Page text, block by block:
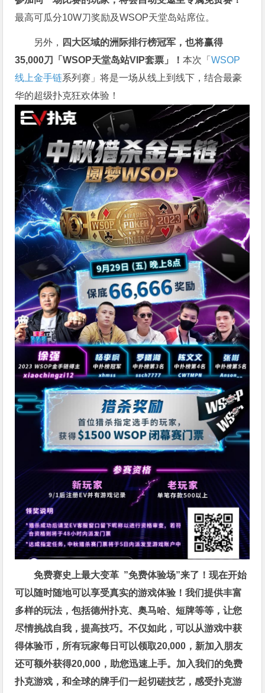
最高可瓜分10W刀奖励及WSOP天堂岛站席位。
另外， 四大区域的洲际排行榜冠军，也将赢得
35,000刀「WSOP天堂岛站VIP套票」！本次「WSOP
线上金手链系列赛」将是一场从线上到线下，结合最豪
华的超级扑克狂欢体验！
免费赛史上最大变革 ”免费体验场”来了！现在开始
可以随时随地可以享受真实的游戏体验！我们提供丰富
多样的玩法，包括德州扑克、奥马哈、短牌等等，让您
尽情挑战自我，提高技巧。不仅如此，可以从游戏中获
得体验币，所有玩家每日可以领取20,000，新加入朋友
还可额外获得20,000，助您迅速上手。 加入我们的免费
扑克游戏，和全球的牌手们一起切磋技艺，感受扑克游